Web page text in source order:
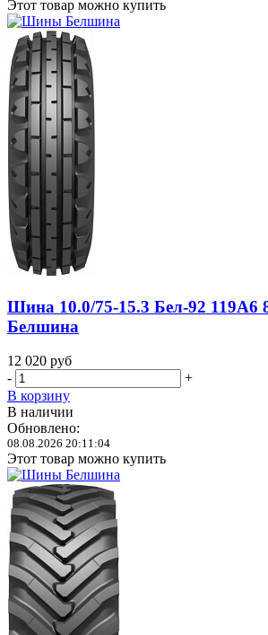
Этот товар можно купить
Шина 10.0/75-15.3 Бел-92 119A6
Белшина
12 020 руб
-
+
В корзину
В наличии
Обновлено:
08.08.2026 20:11:04
Этот товар можно купить